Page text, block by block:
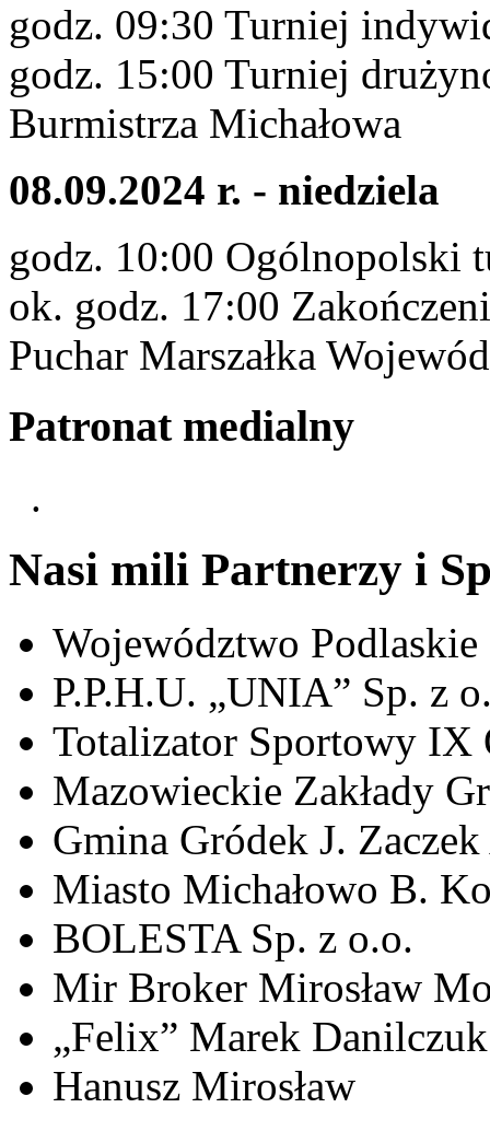
godz. 09:30 Turniej
godz. 15:00 Turniej
Burmistrza Michałowa
08.09.2024 r. - niedziela
godz. 10:00 Ogólnopolski
ok. godz. 17:00
Puchar Marszałka
Patronat medialny
.
Nasi mili Partnerzy i
Województwo Podlaskie
P.P.H.U. „UNIA” Sp. z
Totalizator Sportowy IX
Mazowieckie Zakłady
Gmina Gródek J.
Miasto Michałowo B.
BOLESTA Sp. z o.o.
Mir Broker Mirosław
„Felix” Marek Danilczuk
Hanusz Mirosław